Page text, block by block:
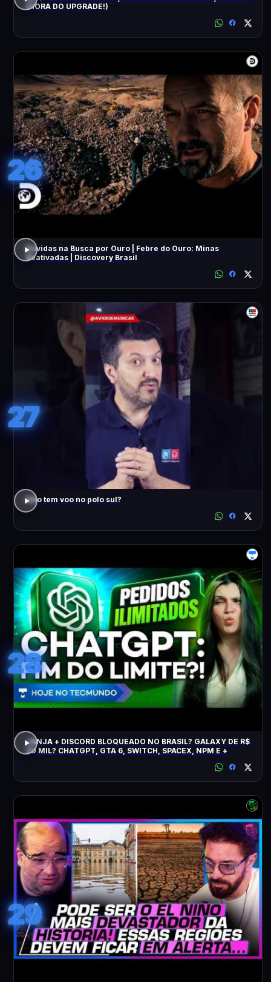
(HORA DO UPGRADE!)
26
Dúvidas na Busca por Ouro | Febre do Ouro: Minas
Reativadas | Discovery Brasil
27
Não tem voo no polo sul?
28
JANJA + DISCORD BLOQUEADO NO BRASIL? GALAXY DE R$
20 MIL? CHATGPT, GTA 6, SWITCH, SPACEX, NPM E +
29